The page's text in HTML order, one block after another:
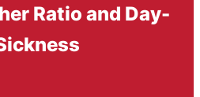
Ratio and Day-